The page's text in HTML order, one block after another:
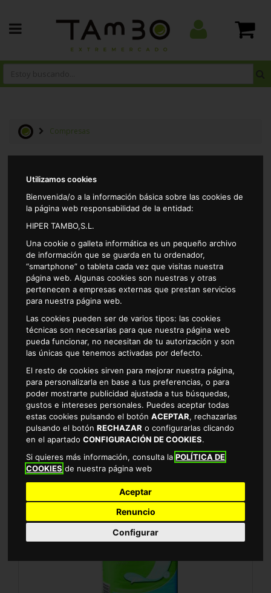
Utilizamos cookies
Bienvenida/o a la información básica sobre las cookies de
la página web responsabilidad de la entidad:
HIPER TAMBO,S.L.
Una cookie o galleta informática es un pequeño archivo
de información que se guarda en tu ordenador,
“smartphone” o tableta cada vez que visitas nuestra
página web. Algunas cookies son nuestras y otras
pertenecen a empresas externas que prestan servicios
para nuestra página web.
Las cookies pueden ser de varios tipos: las cookies
técnicas son necesarias para que nuestra página web
pueda funcionar, no necesitan de tu autorización y son
las únicas que tenemos activadas por defecto.
El resto de cookies sirven para mejorar nuestra página,
para personalizarla en base a tus preferencias, o para
poder mostrarte publicidad ajustada a tus búsquedas,
gustos e intereses personales. Puedes aceptar todas
estas cookies pulsando el botónACEPTAR, rechazarlas
pulsando el botónRECHAZAR o configurarlas clicando
en el apartadoCONFIGURACIÓN DE COOKIES.
Si quieres más información, consulta laPOLÍTICA DE
COOKIES de nuestra página web
Aceptar
Renuncio
Configurar
Compresas
COMPRESA ANATOMICA PLEGABLE
SECRETISIMA 20ud
1.13 €
LA UNIDAD SALE A 0.06€
Comprar